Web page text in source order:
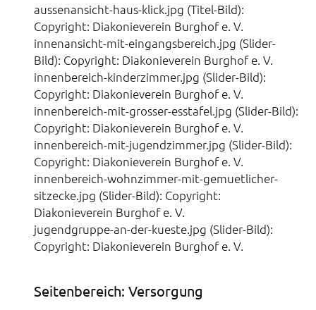
aussenansicht-haus-klick.jpg (Titel-Bild):
Copyright: Diakonieverein Burghof e. V.
innenansicht-mit-eingangsbereich.jpg (Slider-
Bild): Copyright: Diakonieverein Burghof e. V.
innenbereich-kinderzimmer.jpg (Slider-Bild):
Copyright: Diakonieverein Burghof e. V.
innenbereich-mit-grosser-esstafel.jpg (Slider-Bild):
Copyright: Diakonieverein Burghof e. V.
innenbereich-mit-jugendzimmer.jpg (Slider-Bild):
Copyright: Diakonieverein Burghof e. V.
innenbereich-wohnzimmer-mit-gemuetlicher-
sitzecke.jpg (Slider-Bild): Copyright:
Diakonieverein Burghof e. V.
jugendgruppe-an-der-kueste.jpg (Slider-Bild):
Copyright: Diakonieverein Burghof e. V.
Seitenbereich: Versorgung